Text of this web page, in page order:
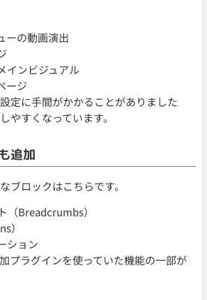
ーの動画演出
インビジュアル
ージ
定に手間がかかることがありました
やすくなっています。
追加
ブロックはこちらです。
（Breadcrumbs）
）
ション
プラグインを使っていた機能の一部が